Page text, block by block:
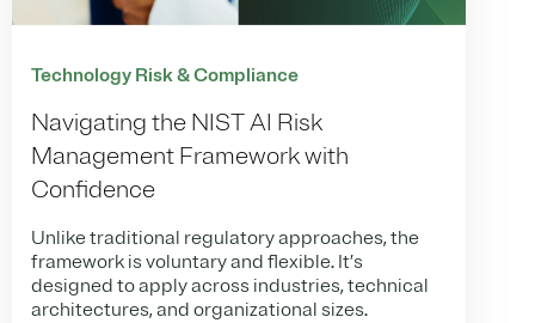
Technology Risk & Compliance
Navigating the NIST AI Risk
Management Framework with
Confidence
Unlike traditional regulatory approaches, the
framework is voluntary and flexible. It’s
designed to apply across industries, technical
architectures, and organizational sizes.